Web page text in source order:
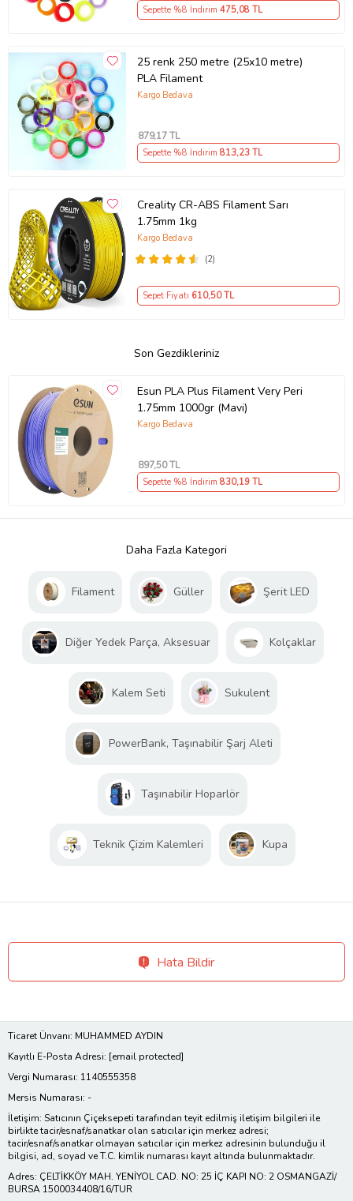
Sepette %8 İndirim 475,08 TL
25 renk 250 metre (25x10 metre)
PLA Filament
Kargo Bedava
879,17 TL
Sepette %8 İndirim 813,23 TL
Creality CR-ABS Filament Sarı
1.75mm 1kg
(2)
Kargo Bedava
Sepet Fiyatı 610,50 TL
Son Gezdikleriniz
Esun PLA Plus Filament Very Peri
1.75mm 1000gr (Mavi)
Kargo Bedava
897,50 TL
Sepette %8 İndirim 830,19 TL
Daha Fazla Kategori
Filament Güller Şerit LED
Diğer Yedek Parça, Aksesuar Kolçaklar
Kalem Seti Sukulent
PowerBank, Taşınabilir Şarj Aleti
Taşınabilir Hoparlör
Teknik Çizim Kalemleri Kupa
Hata Bildir
Ticaret Ünvanı: MUHAMMED AYDIN
Kayıtlı E-Posta Adresi: [email protected]
Vergi Numarası: 1140555358
Mersis Numarası: -
İletişim: Satıcının Çiçeksepeti tarafından teyit edilmiş iletişim bilgileri ile
birlikte tacir/esnaf/sanatkar olan satıcılar için merkez adresi;
tacir/esnaf/sanatkar olmayan satıcılar için merkez adresinin bulunduğu il
bilgisi, ad, soyad ve T.C. kimlik numarası kayıt altında bulunmaktadır.
Adres: ÇELTİKKÖY MAH. YENİYOL CAD. NO: 25 İÇ KAPI NO: 2 OSMANGAZİ/
BURSA 1500034408/16/TUR